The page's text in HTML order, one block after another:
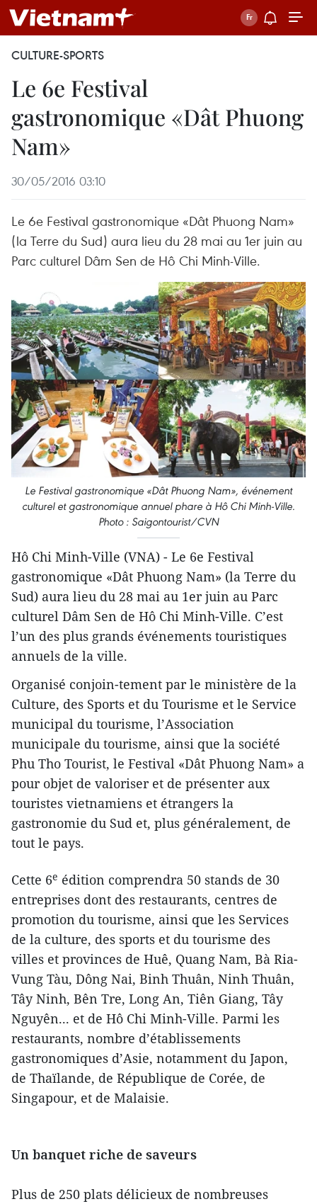
CULTURE-SPORTS
Le 6e Festival
gastronomique «Dât Phuong
Nam»
30/05/2016 03:10
Le 6e Festival gastronomique «Dât Phuong Nam»
(la Terre du Sud) aura lieu du 28 mai au 1er juin au
Parc culturel Dâm Sen de Hô Chi Minh-Ville.
Le Festival gastronomique «Dât Phuong Nam», événement
culturel et gastronomique annuel phare à Hô Chi Minh-Ville.
Photo : Saigontourist/CVN
Hô Chi Minh-Ville (VNA) - Le 6e Festival
gastronomique «Dât Phuong Nam» (la Terre du
Sud) aura lieu du 28 mai au 1er juin au Parc
culturel Dâm Sen de Hô Chi Minh-Ville. C’est
l’un des plus grands événements touristiques
annuels de la ville.
Organisé conjoin-tement par le ministère de la
Culture, des Sports et du Tourisme et le Service
municipal du tourisme, l’Association
municipale du tourisme, ainsi que la société
Phu Tho Tourist, le Festival «Dât Phuong Nam» a
pour objet de valoriser et de présenter aux
touristes vietnamiens et étrangers la
gastronomie du Sud et, plus généralement, de
tout le pays.
Cette 6e édition comprendra 50 stands de 30
entreprises dont des restaurants, centres de
promotion du tourisme, ainsi que les Services
de la culture, des sports et du tourisme des
villes et provinces de Huê, Quang Nam, Bà Ria-
Vung Tàu, Dông Nai, Binh Thuân, Ninh Thuân,
Tây Ninh, Bên Tre, Long An, Tiên Giang, Tây
Nguyên... et de Hô Chi Minh-Ville. Parmi les
restaurants, nombre d’établissements
gastronomiques d’Asie, notamment du Japon,
de Thaïlande, de République de Corée, de
Singapour, et de Malaisie.
Un banquet riche de saveurs
Plus de 250 plats délicieux de nombreuses